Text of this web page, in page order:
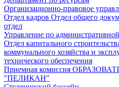
Организационно-правовое
Отдел кадров Отдел общего
отдел
Управление по административной
Отдел капитального
коммунального хозяйства и
технического обеспечения
Приемная комиссия
"ПЕЛИКАН"